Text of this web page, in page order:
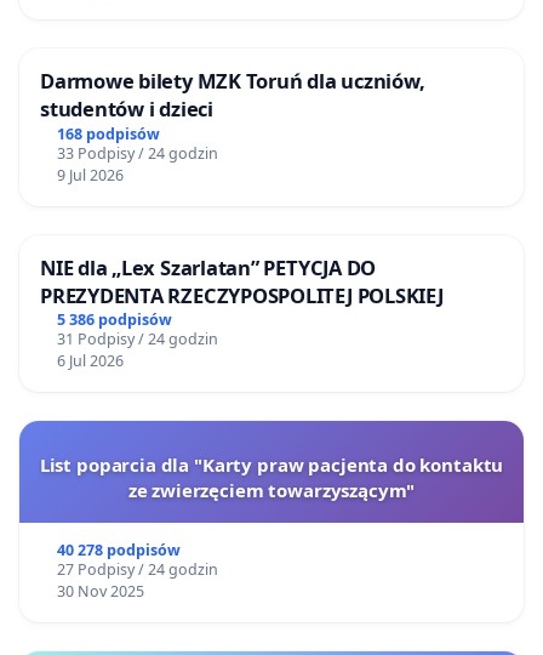
Darmowe bilety MZK Toruń dla uczniów,
studentów i dzieci
168 podpisów
33 Podpisy / 24 godzin
9 Jul 2026
NIE dla „Lex Szarlatan” PETYCJA DO
PREZYDENTA RZECZYPOSPOLITEJ POLSKIEJ
5 386 podpisów
31 Podpisy / 24 godzin
6 Jul 2026
List poparcia dla "Karty praw pacjenta do kontaktu
ze zwierzęciem towarzyszącym"
40 278 podpisów
27 Podpisy / 24 godzin
30 Nov 2025